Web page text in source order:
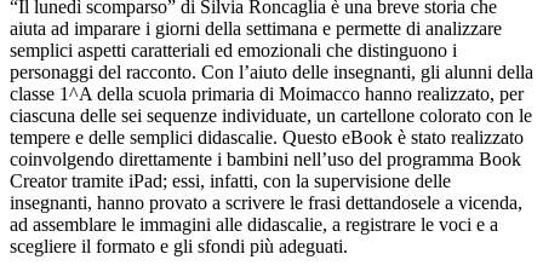
“Il lunedì scomparso” di Silvia Roncaglia è una breve storia che
aiuta ad imparare i giorni della settimana e permette di analizzare
semplici aspetti caratteriali ed emozionali che distinguono i
personaggi del racconto. Con l’aiuto delle insegnanti, gli alunni della
classe 1^A della scuola primaria di Moimacco hanno realizzato, per
ciascuna delle sei sequenze individuate, un cartellone colorato con le
tempere e delle semplici didascalie. Questo eBook è stato realizzato
coinvolgendo direttamente i bambini nell’uso del programma Book
Creator tramite iPad; essi, infatti, con la supervisione delle
insegnanti, hanno provato a scrivere le frasi dettandosele a vicenda,
ad assemblare le immagini alle didascalie, a registrare le voci e a
scegliere il formato e gli sfondi più adeguati.